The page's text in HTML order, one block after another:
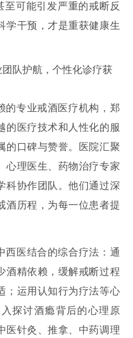
至可能引发严重的戒断反
学干预，才是重获健康生
队护航，个性化诊疗获
的专业戒酒医疗机构，郑
的医疗技术和人性化的服
的口碑与赞誉。医院汇聚
心理医生、药物治疗专家
科协作团队。他们通过深
酒历程，为每一位患者提
西医结合的综合疗法：通
酒精依赖，缓解戒断过程
；运用认知行为疗法等心
探讨酒瘾背后的心理原
医针灸、推拿、中药调理